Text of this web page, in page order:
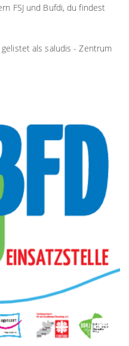
FSJ und Bufdi, du findest
als saludis - Zentrum